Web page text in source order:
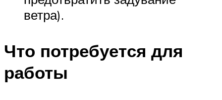
ветра).
Что потребуется для
работы